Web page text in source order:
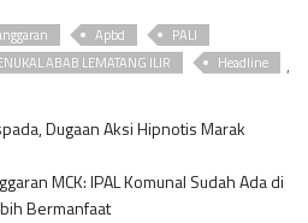
Apbd PALI
ABAB LEMATANG ILIR ,
Headline
Dugaan Aksi Hipnotis Marak
MCK: IPAL Komunal Sudah Ada di
Bermanfaat